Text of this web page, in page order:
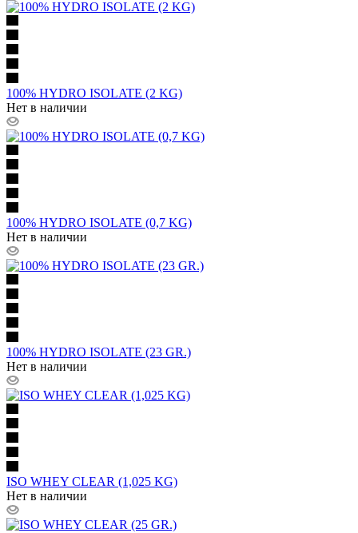
100% HYDRO ISOLATE (2 KG)
Нет в наличии
100% HYDRO ISOLATE (0,7 KG)
Нет в наличии
100% HYDRO ISOLATE (23 GR.)
Нет в наличии
ISO WHEY CLEAR (1,025 KG)
Нет в наличии